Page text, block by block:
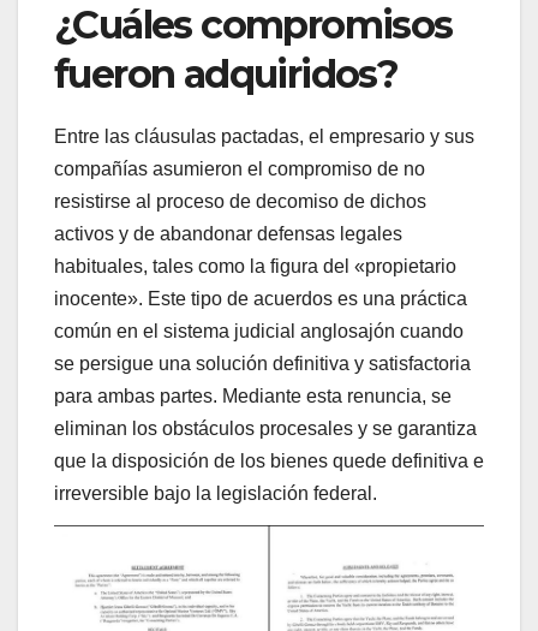
¿Cuáles compromisos
fueron adquiridos?
Entre las cláusulas pactadas, el empresario y sus
compañías asumieron el compromiso de no
resistirse al proceso de decomiso de dichos
activos y de abandonar defensas legales
habituales, tales como la figura del «propietario
inocente». Este tipo de acuerdos es una práctica
común en el sistema judicial anglosajón cuando
se persigue una solución definitiva y satisfactoria
para ambas partes. Mediante esta renuncia, se
eliminan los obstáculos procesales y se garantiza
que la disposición de los bienes quede definitiva e
irreversible bajo la legislación federal.